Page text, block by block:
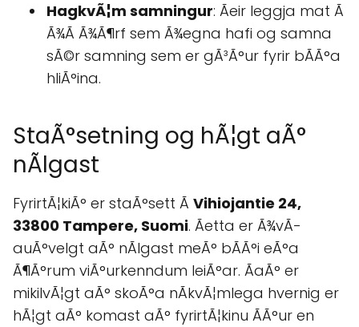
HagkvÃ¦m samningur: Ãeir leggja mat Ã
Ã¾Ã Ã¾Ã¶rf sem Ã¾egna hafi og samna
sÃ©r samning sem er gÃ³Ã°ur fyrir bÃÃ°a
hliÃ°ina.
StaÃ°setning og hÃ¦gt aÃ°
nÃlgast
FyrirtÃ¦kiÃ° er staÃ°sett Ã Vihiojantie 24,
33800 Tampere, Suomi. Ãetta er Ã¾vÃ­
auÃ°velgt aÃ° nÃlgast meÃ° bÃ­Ã°i eÃ°a
Ã¶Ã°rum viÃ°urkenndum leiÃ°ar. ÃaÃ° er
mikilvÃ¦gt aÃ° skoÃ°a nÃkvÃ¦mlega hvernig er
hÃ¦gt aÃ° komast aÃ° fyrirtÃ¦kinu ÃÃ°ur en